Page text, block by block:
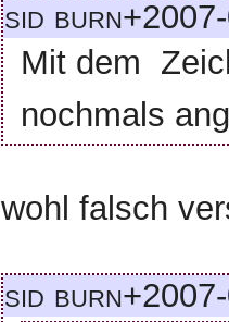
sid
Mit dem 
nochmals
wohl falsch
sid